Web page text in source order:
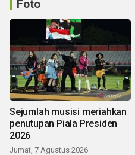
Foto
Sejumlah musisi meriahkan
penutupan Piala Presiden
2026
Jumat, 7 Agustus 2026